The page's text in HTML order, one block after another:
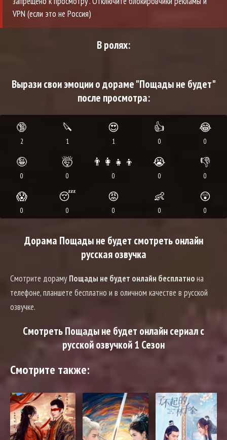
VPN (если это не Россия)
В ролях:
Вырази свои эмоции о дораме "Пощады не будет"
после просмотра:
🔞
2
🔪
1
😍
1
👍
0
😂
0
🤪
0
🤯
0
👨‍👩‍👧‍👦
0
😭
0
👎
0
😱
0
😴
0
😡
0
👶
0
😲
0
Дорама Пощады не будет смотреть онлайн
русская озвучка
Смотрите дорамуПощады не будет онлайн бесплатнона
телефоне, планшете бесплатно и в оличном качестве в русской
озвучке.
Смотреть Пощады не будет онлайн сериал с
русской озвучкой 1 Сезон
Смотрите также: